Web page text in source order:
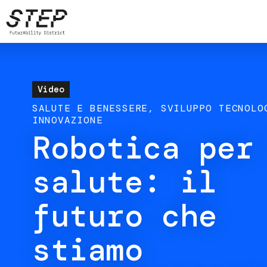
Salta
al
contenuto
Video
SALUTE E BENESSERE
SVILUPPO
INNOVAZIONE
Robotica
salute: il
futuro che
stiamo